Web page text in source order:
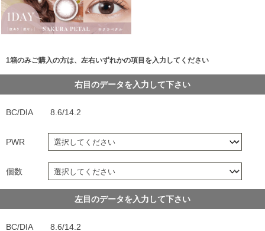
1箱のみご購入の方は、左右いずれかの項目を入力してください
右目のデータを入力して下さい
BC/DIA 8.6/14.2
PWR
個数
左目のデータを入力して下さい
BC/DIA 8.6/14.2